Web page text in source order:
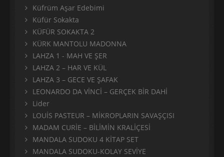
Küfrüm Aşar Edebimi
Küfür Sokakta
KÜFÜR SOKAKTA 2
KÜRK MANTOLU MADONNA
LAHZA 1 - MAH VE ŞER
LAHZA 2 – HAR VE KÜL
LAHZA 3 – GECE VE ŞAFAK
LEONARDO DA VİNCİ – GERÇEK BİR DAHİ
Lider
LOUİS PASTEUR – MİKROPLARIN SAVAŞÇISI
MADAM CURİE – BİLİMİN KRALİÇESİ
MANDALA SUDOKU 4 KİTAP SET
MANDALA SUDOKU-KOLAY SEVİYE